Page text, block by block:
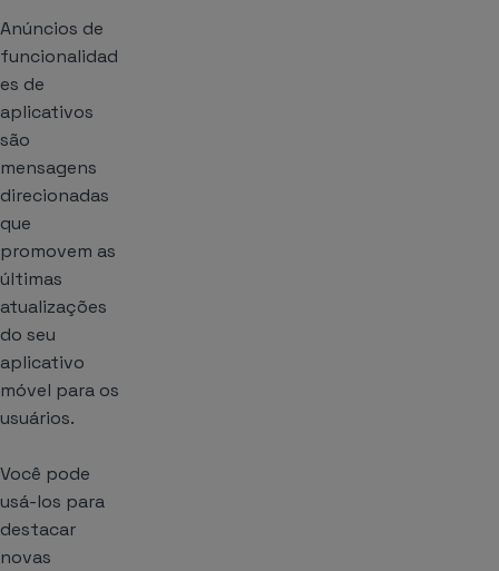
Anúncios de
funcionalidad
es de
aplicativos
são
mensagens
direcionadas
que
promovem as
últimas
atualizações
do seu
aplicativo
móvel para os
usuários.
Você pode
usá-los para
destacar
novas